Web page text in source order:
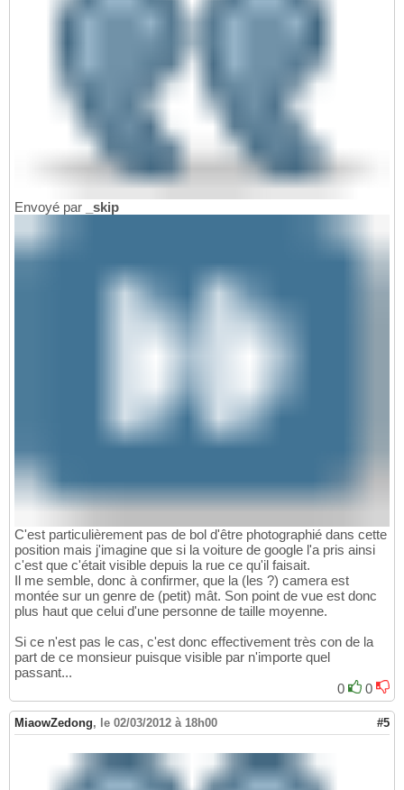
Envoyé par _skip
C'est particulièrement pas de bol d'être photographié dans cette
position mais j'imagine que si la voiture de google l'a pris ainsi
c'est que c'était visible depuis la rue ce qu'il faisait.
Il me semble, donc à confirmer, que la (les ?) camera est
montée sur un genre de (petit) mât. Son point de vue est donc
plus haut que celui d'une personne de taille moyenne.
Si ce n'est pas le cas, c'est donc effectivement très con de la
part de ce monsieur puisque visible par n'importe quel
passant...
0
0
MiaowZedong, le 02/03/2012 à 18h00 #5